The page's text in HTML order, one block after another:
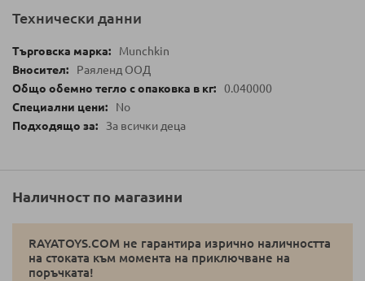
Технически данни
Munchkin
Раяленд ООД
0.040000
No
За всички деца
Наличност по магазини
RAYATOYS.COM не гарантира изрично наличността
на стоката към момента на приключване на
поръчката!